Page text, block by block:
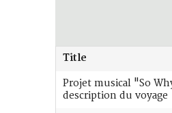
Title
Projet musical "So
description du voyage